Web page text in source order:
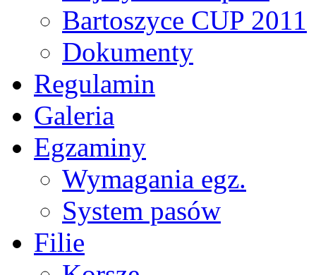
Bartoszyce CUP 2011
Dokumenty
Regulamin
Galeria
Egzaminy
Wymagania egz.
System pasów
Filie